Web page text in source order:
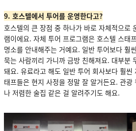
9. 호스텔에서 투어를 운영한다고?
호스텔의 큰 장점 중 하나가 바로 자체적으로
램이에요. 자체 투어 프로그램은 호스텔 스태
명소를 안내해주는 거예요. 일반 투어보다 훨
묵는 사람끼리 가니까 금방 친해져요. 대부분
돼요. 유료라고 해도 일반 투어 회사보다 훨씬
태프들은 현지 사정을 정말 잘 알거든요. 관광
나 저렴한 술집 같은 걸 알려주기도 해요.